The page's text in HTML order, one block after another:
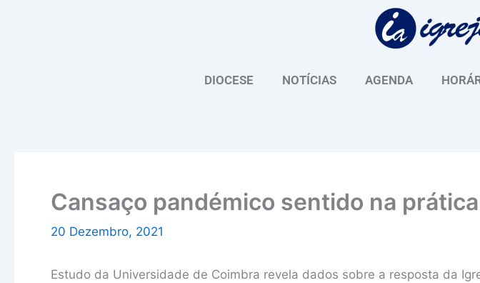
DIOCESE NOTÍCIAS AGENDA
Cansaço pandémico sentido na
20 Dezembro, 2021
Estudo da Universidade de Coimbra revela dados sobre a resposta da